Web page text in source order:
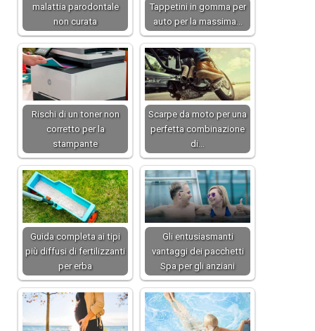
malattia parodontale
non curata
Tappetini in gomma per
auto per la massima…
Rischi di un toner non
corretto per la
stampante
Scarpe da moto per una
perfetta combinazione
di…
Guida completa ai tipi
più diffusi di fertilizzanti
per erba
Gli entusiasmanti
vantaggi dei pacchetti
Spa per gli anziani